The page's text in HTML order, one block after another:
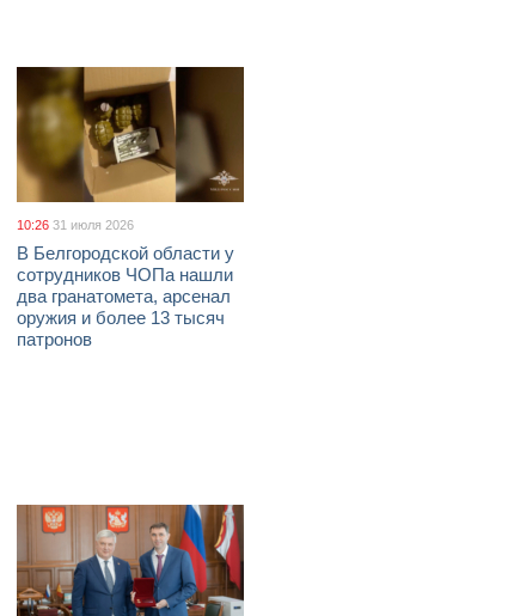
10:26 31 июля 2026
В Белгородской области у
сотрудников ЧОПа нашли
два гранатомета, арсенал
оружия и более 13 тысяч
патронов